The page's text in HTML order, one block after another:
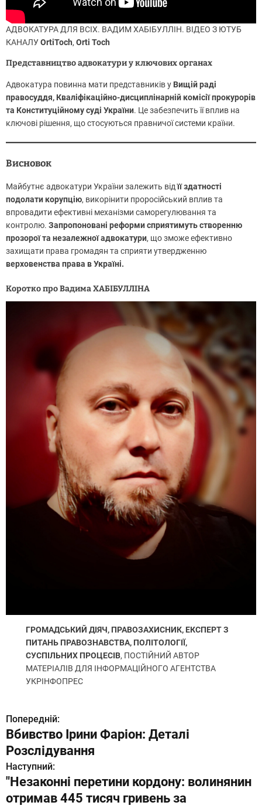
АДВОКАТУРА ДЛЯ ВСІХ. ВАДИМ ХАБІБУЛЛІН. ВІДЕО З ЮТУБ
КАНАЛУOrtiToch, Orti Toch
Представництво адвокатури у ключових органах
Адвокатура повинна мати представників у Вищій раді
правосуддя, Кваліфікаційно-дисциплінарній комісії прокурорів
та Конституційному суді України. Це забезпечить її вплив на
ключові рішення, що стосуються правничої системи країни.
Висновок
Майбутнє адвокатури України залежить відїї здатності
подолати корупцію, викорінити проросійський вплив та
впровадити ефективні механізми саморегулювання та
контролю. Запропоновані реформи сприятимуть створенню
прозорої та незалежної адвокатури, що зможе ефективно
захищати права громадян та сприяти утвердженню
верховенства права в Україні.
Коротко про Вадима ХАБІБУЛЛІНА
ГРОМАДСЬКИЙ ДІЯЧ, ПРАВОЗАХИСНИК, ЕКСПЕРТ З
ПИТАНЬ ПРАВОЗНАВСТВА, ПОЛІТОЛОГІЇ,
СУСПІЛЬНИХ ПРОЦЕСІВ, ПОСТІЙНИЙ АВТОР
МАТЕРІАЛІВ ДЛЯ ІНФОРМАЦІЙНОГО АГЕНТСТВА
УКРІНФОПРЕС
Н
а
в
Попередній:
Вбивство Ірини Фаріон: Деталі
Розслідування
Наступний:
"Незаконні перетини кордону: волинянин
отримав 445 тисяч гривень за